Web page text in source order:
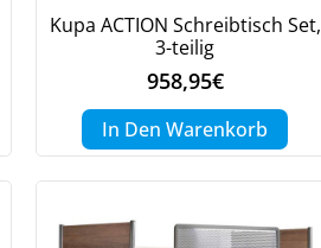
Kupa ACTION Schreibtisch Set,
3-teilig
958,95€
In Den Warenkorb